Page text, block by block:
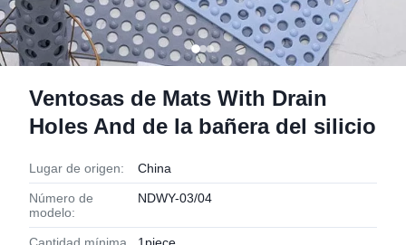
Ventosas de Mats With Drain
Holes And de la bañera del silicio
Lugar de origen: China
Número de
modelo:
NDWY-03/04